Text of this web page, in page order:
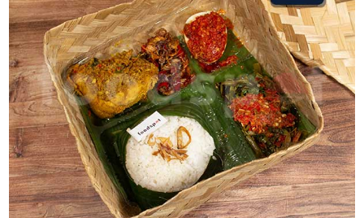
ABOUT
US
CATERERS
BLOG
TERMS
&
CONDITIONS
CALL
CENTER
021
5091
3494